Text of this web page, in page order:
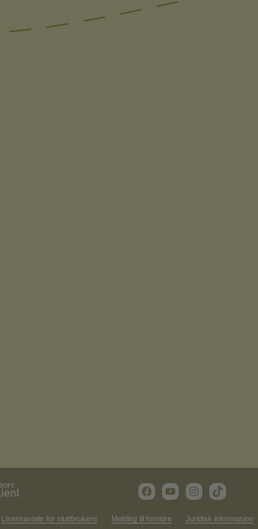
Lisensavtale for sluttbrukere Melding til foreldre Juridisk informasjon